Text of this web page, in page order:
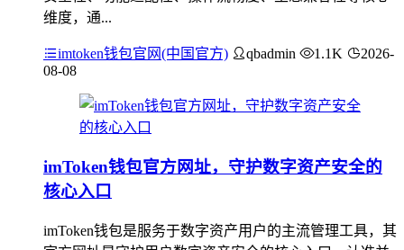
维度，通...
imtoken钱包官网(中国官方) qbadmin 1.1K
2026-
08-08
imToken钱包官方网址，守护数字资产安全的
核心入口
imToken钱包是服务于数字资产用户的主流管理工具，其